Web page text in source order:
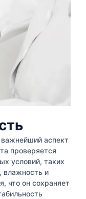
аспект
проверяется
условий, таких
влажность и
что он сохраняет